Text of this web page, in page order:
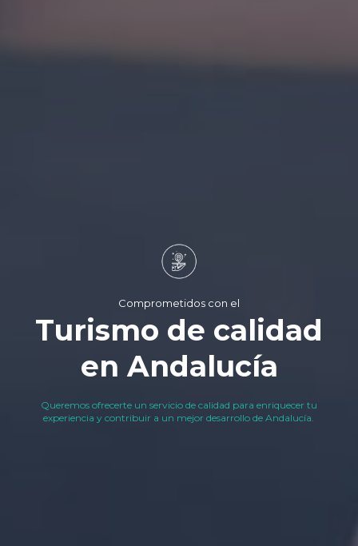
Comprometidos con el
Turismo de calidad
en Andalucía
Queremos ofrecerte un servicio de calidad para enriquecer tu
experiencia y contribuir a un mejor desarrollo de Andalucía.